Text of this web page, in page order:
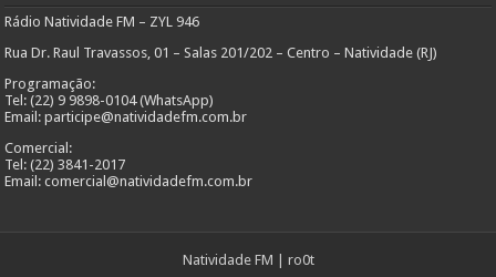
Rádio Natividade FM – ZYL 946
Rua Dr. Raul Travassos, 01 – Salas 201/202 – Centro – Natividade (RJ)
Programação:
Tel: (22) 9 9898-0104 (WhatsApp)
Email: participe@natividadefm.com.br
Comercial:
Tel: (22) 3841-2017
Email: comercial@natividadefm.com.br
Natividade FM ro0t